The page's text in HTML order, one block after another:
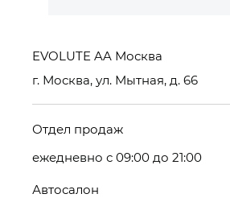
EVOLUTE AA Москва
г. Москва, ул. Мытная, д. 66
Отдел продаж
ежедневно с 09:00 до 21:00
Автосалон